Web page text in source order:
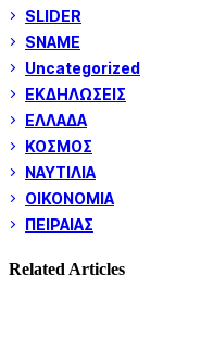
SLIDER
SNAME
Uncategorized
ΕΚΔΗΛΩΣΕΙΣ
ΕΛΛΑΔΑ
ΚΟΣΜΟΣ
ΝΑΥΤΙΛΙΑ
ΟΙΚΟΝΟΜΙΑ
ΠΕΙΡΑΙΑΣ
Related Articles